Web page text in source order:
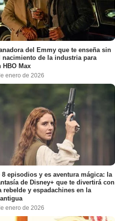
del Emmy que te enseña sin
nacimiento de la industria para
HBO Max
enero de 2026
episodios y es aventura mágica: la
de Disney+ que te divertirá con
rebelde y espadachines en la
enero de 2026